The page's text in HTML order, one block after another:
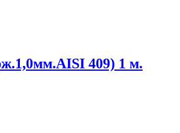
409) 1 м.